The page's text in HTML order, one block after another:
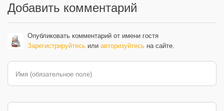
Добавить комментарий
Опубликовать комментарий от имени гостя
Зарегистрируйтесь или авторизуйтесь на сайте.
Имя (обязательное поле)